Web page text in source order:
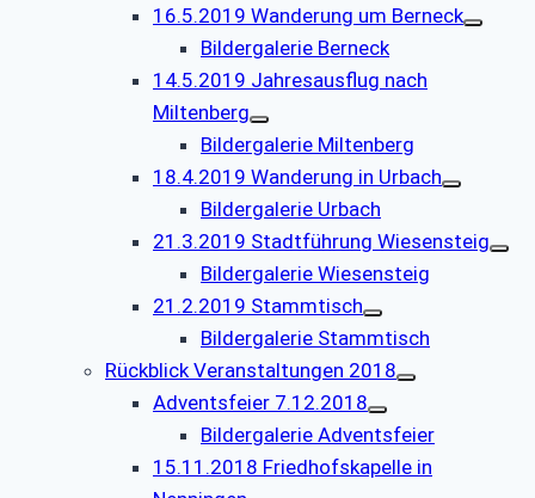
16.5.2019 Wanderung um Berneck
Bildergalerie Berneck
14.5.2019 Jahresausflug nach
Miltenberg
Bildergalerie Miltenberg
18.4.2019 Wanderung in Urbach
Bildergalerie Urbach
21.3.2019 Stadtführung Wiesensteig
Bildergalerie Wiesensteig
21.2.2019 Stammtisch
Bildergalerie Stammtisch
Rückblick Veranstaltungen 2018
Adventsfeier 7.12.2018
Bildergalerie Adventsfeier
15.11.2018 Friedhofskapelle in